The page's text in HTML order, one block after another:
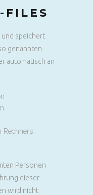
FILES
und speichert
genannten
automatisch an
Rechners
Personen
dieser
wird nicht